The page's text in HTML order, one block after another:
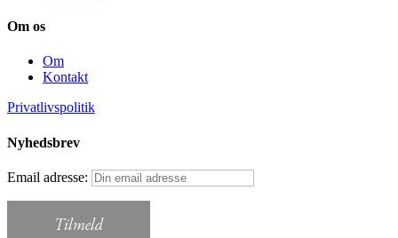
Om os
Om
Kontakt
Privatlivspolitik
Nyhedsbrev
Email adresse: